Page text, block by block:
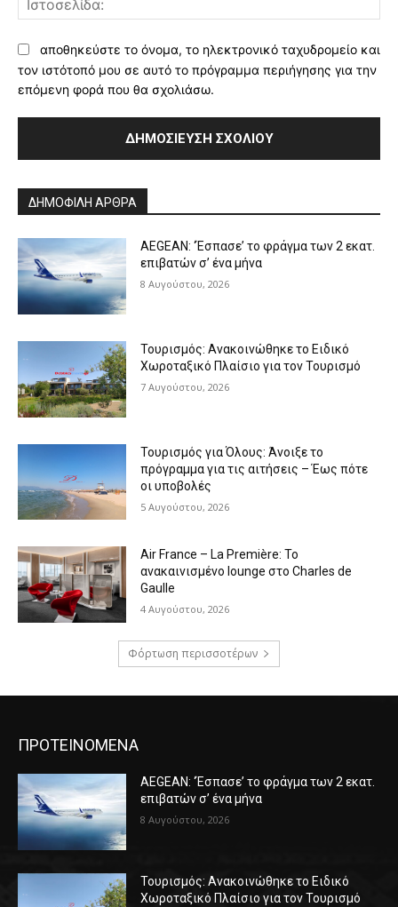
αποθηκεύστε το όνομα, το ηλεκτρονικό ταχυδρομείο και
τον ιστότοπό μου σε αυτό το πρόγραμμα περιήγησης για την
επόμενη φορά που θα σχολιάσω.
ΔΗΜΟΦΙΛΗ ΑΡΘΡΑ
AEGEAN: ‘Έσπασε’ το φράγμα των 2 εκατ.
επιβατών σ’ ένα μήνα
8 Αυγούστου, 2026
Τουρισμός: Ανακοινώθηκε το Ειδικό
Χωροταξικό Πλαίσιο για τον Τουρισμό
7 Αυγούστου, 2026
Τουρισμός για Όλους: Άνοιξε το
πρόγραμμα για τις αιτήσεις – Έως πότε
οι υποβολές
5 Αυγούστου, 2026
Air France – La Première: Το
ανακαινισμένο lounge στο Charles de
Gaulle
4 Αυγούστου, 2026
Φόρτωση περισσοτέρων
ΠΡΟΤΕΙΝΟΜΕΝΑ
AEGEAN: ‘Έσπασε’ το φράγμα των 2 εκατ.
επιβατών σ’ ένα μήνα
8 Αυγούστου, 2026
Τουρισμός: Ανακοινώθηκε το Ειδικό
Χωροταξικό Πλαίσιο για τον Τουρισμό